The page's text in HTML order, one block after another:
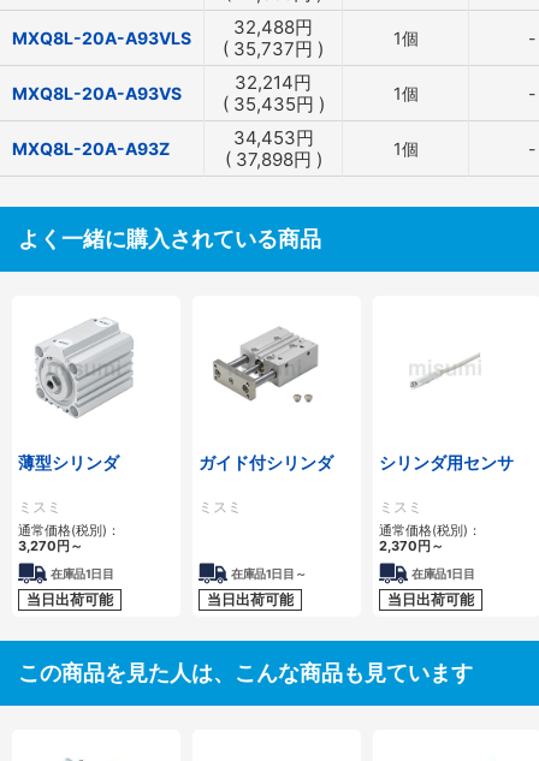
MXQ8L-20A-A93VLS 32,488円
( 35,737円 ) 1個 -
MXQ8L-20A-A93VS 32,214円
( 35,435円 ) 1個 -
MXQ8L-20A-A93Z 34,453円
( 37,898円 ) 1個 -
よく一緒に購入されている商品
薄型シリンダ
ミスミ
通常価格(税別)：
3,270 円 ～
在庫品1日目
当日出荷可能
ガイド付シリンダ
ミスミ
在庫品1日目～
当日出荷可能
シリンダ用センサ
ミスミ
通常価格(税別)：
2,370 円 ～
在庫品1日目
当日出荷可能
この商品を見た人は、こんな商品も見ています